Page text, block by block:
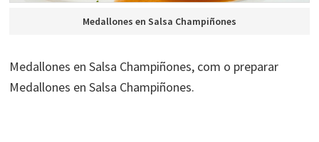
Medallones en Salsa Champiñones
Medallones en Salsa Champiñones, com o preparar
Medallones en Salsa Champiñones.